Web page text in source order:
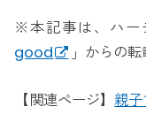
※本記事は、ハー
good
」からの
【関連ページ】親子